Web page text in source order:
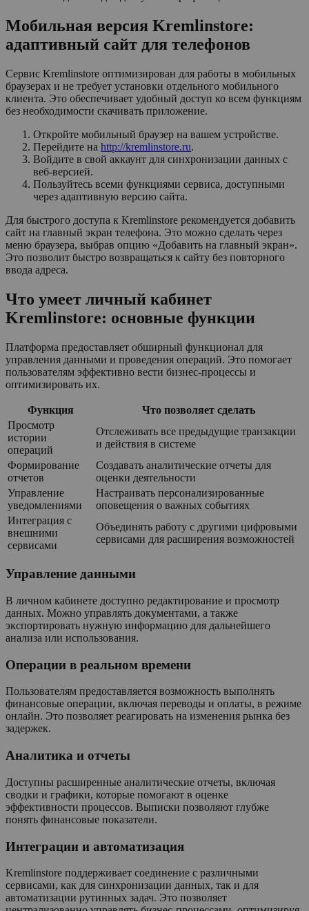
Мобильная версия Kremlinstore:
адаптивный сайт для телефонов
Сервис Kremlinstore оптимизирован для работы в мобильных
браузерах и не требует установки отдельного мобильного
клиента. Это обеспечивает удобный доступ ко всем функциям
без необходимости скачивать приложение.
Откройте мобильный браузер на вашем устройстве.
Перейдите на http://kremlinstore.ru.
Войдите в свой аккаунт для синхронизации данных с
веб-версией.
Пользуйтесь всеми функциями сервиса, доступными
через адаптивную версию сайта.
Для быстрого доступа к Kremlinstore рекомендуется добавить
сайт на главный экран телефона. Это можно сделать через
меню браузера, выбрав опцию «Добавить на главный экран».
Это позволит быстро возвращаться к сайту без повторного
ввода адреса.
Что умеет личный кабинет
Kremlinstore: основные функции
Платформа предоставляет обширный функционал для
управления данными и проведения операций. Это помогает
пользователям эффективно вести бизнес-процессы и
оптимизировать их.
Функция
Что позволяет сделать
Просмотр
истории
операций
Отслеживать все предыдущие транзакции
и действия в системе
Формирование
отчетов
Создавать аналитические отчеты для
оценки деятельности
Управление
уведомлениями
Настраивать персонализированные
оповещения о важных событиях
Интеграция с
внешними
сервисами
Объединять работу с другими цифровыми
сервисами для расширения возможностей
Управление данными
В личном кабинете доступно редактирование и просмотр
данных. Можно управлять документами, а также
экспортировать нужную информацию для дальнейшего
анализа или использования.
Операции в реальном времени
Пользователям предоставляется возможность выполнять
финансовые операции, включая переводы и оплаты, в режиме
онлайн. Это позволяет реагировать на изменения рынка без
задержек.
Аналитика и отчеты
Доступны расширенные аналитические отчеты, включая
сводки и графики, которые помогают в оценке
эффективности процессов. Выписки позволяют глубже
понять финансовые показатели.
Интеграции и автоматизация
Kremlinstore поддерживает соединение с различными
сервисами, как для синхронизации данных, так и для
автоматизации рутинных задач. Это позволяет